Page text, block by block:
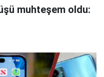
muhteşem oldu: